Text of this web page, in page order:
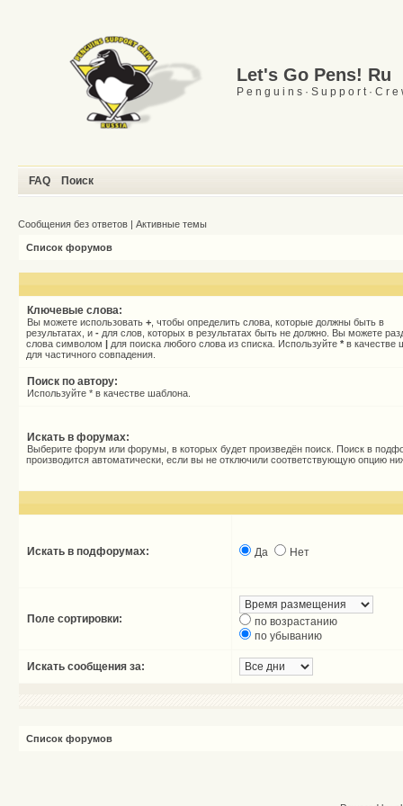
Let's Go Pens! Ru
P e n g u i n s · S u p p o r t · C r e
FAQ Поиск
Сообщения без ответов | Активные темы
Список форумов
Ключевые слова:
Вы можете использовать + , чтобы определить слова, которые должны быть в
результатах, и - для слов, которых в результатах быть не должно. Вы можете
слова символом | для поиска любого слова из списка. Используйте * в качестве
для частичного совпадения.
Поиск по автору:
Используйте * в качестве шаблона.
Искать в форумах:
Выберите форум или форумы, в которых будет произведён поиск. Поиск в
производится автоматически, если вы не отключили соответствующую опцию
Искать в подфорумах: Да Нет
Поле сортировки:
по возрастанию
по убыванию
Искать сообщения за:
Список форумов